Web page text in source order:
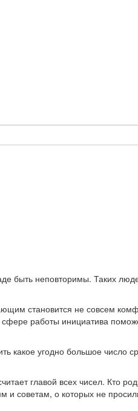
быть неповторимы. Таких
становится не совсем
работы инициатива
какое угодно большое число
главой всех чисел. Кто
и советам, о которых не